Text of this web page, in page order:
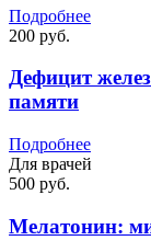
Подробнее
200 руб.
Дефицит
памяти
Подробнее
Для врачей
500 руб.
Мелатонин: